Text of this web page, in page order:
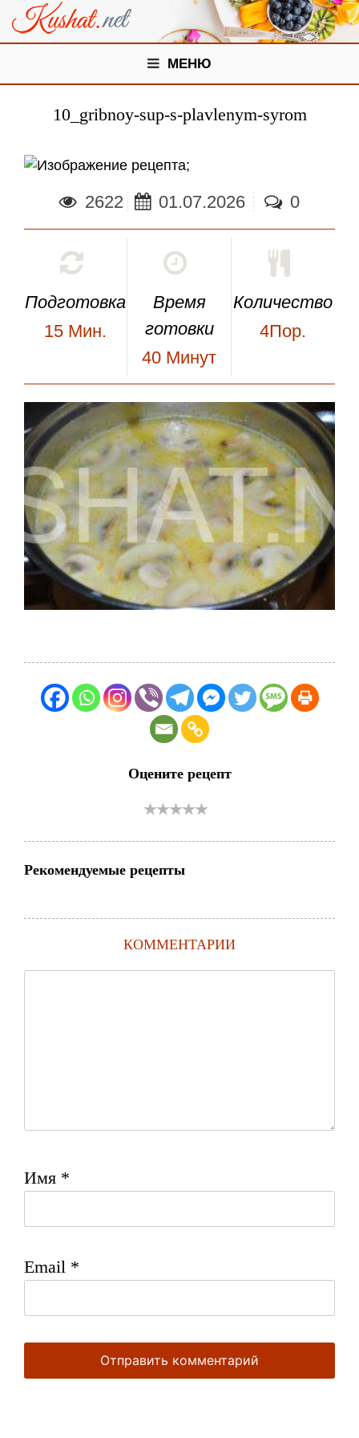
МЕНЮ
10_gribnoy-sup-s-plavlenym-syrom
;
2622 01.07.2026 0
Подготовка
15 Мин.
Время
готовки
40 Минут
Количество
4Пор.
Оцените рецепт
Рекомендуемые рецепты
КОММЕНТАРИИ
Имя *
Email *